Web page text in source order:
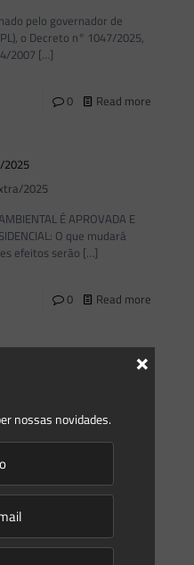
pelo governador de
o Decreto n° 1047/2025,
2007 […]
0 Read more
2025
2025
É APROVADA E
O que mudará
efeitos serão […]
0 Read more
Paulo
PAULO Publicado na
0 Read more
nossas novidades.
×